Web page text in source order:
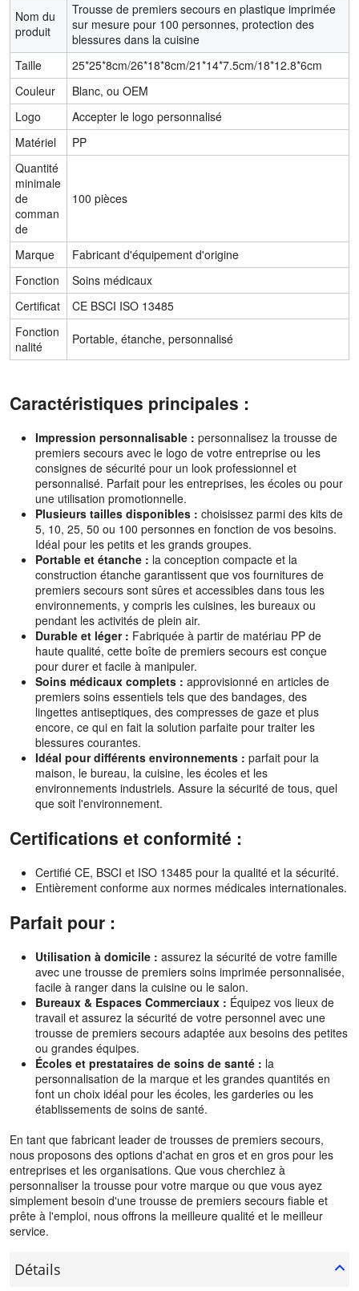
Nom du
produit
Trousse de premiers secours en plastique imprimée
sur mesure pour 100 personnes, protection des
blessures dans la cuisine
Taille
25*25*8cm/26*18*8cm/21*14*7.5cm/18*12.8*6cm
Couleur
Blanc, ou OEM
Logo
Accepter le logo personnalisé
Matériel
PP
Quantité
minimale
de
comman
de
100 pièces
Marque
Fabricant d'équipement d'origine
Fonction
Soins médicaux
Certificat
CE BSCI ISO 13485
Fonction
nalité
Portable, étanche, personnalisé
Caractéristiques principales :
Impression personnalisable : personnalisez la trousse de
premiers secours avec le logo de votre entreprise ou les
consignes de sécurité pour un look professionnel et
personnalisé. Parfait pour les entreprises, les écoles ou pour
une utilisation promotionnelle.
Plusieurs tailles disponibles : choisissez parmi des kits de
5, 10, 25, 50 ou 100 personnes en fonction de vos besoins.
Idéal pour les petits et les grands groupes.
Portable et étanche : la conception compacte et la
construction étanche garantissent que vos fournitures de
premiers secours sont sûres et accessibles dans tous les
environnements, y compris les cuisines, les bureaux ou
pendant les activités de plein air.
Durable et léger : Fabriquée à partir de matériau PP de
haute qualité, cette boîte de premiers secours est conçue
pour durer et facile à manipuler.
Soins médicaux complets : approvisionné en articles de
premiers soins essentiels tels que des bandages, des
lingettes antiseptiques, des compresses de gaze et plus
encore, ce qui en fait la solution parfaite pour traiter les
blessures courantes.
Idéal pour différents environnements : parfait pour la
maison, le bureau, la cuisine, les écoles et les
environnements industriels. Assure la sécurité de tous, quel
que soit l'environnement.
Certifications et conformité :
Certifié CE, BSCI et ISO 13485 pour la qualité et la sécurité.
Entièrement conforme aux normes médicales internationales.
Parfait pour :
Utilisation à domicile : assurez la sécurité de votre famille
avec une trousse de premiers soins imprimée personnalisée,
facile à ranger dans la cuisine ou le salon.
Bureaux & Espaces Commerciaux : Équipez vos lieux de
travail et assurez la sécurité de votre personnel avec une
trousse de premiers secours adaptée aux besoins des petites
ou grandes équipes.
Écoles et prestataires de soins de santé : la
personnalisation de la marque et les grandes quantités en
font un choix idéal pour les écoles, les garderies ou les
établissements de soins de santé.
En tant que fabricant leader de trousses de premiers secours,
nous proposons des options d'achat en gros et en gros pour les
entreprises et les organisations. Que vous cherchiez à
personnaliser la trousse pour votre marque ou que vous ayez
simplement besoin d'une trousse de premiers secours fiable et
prête à l'emploi, nous offrons la meilleure qualité et le meilleur
service.
Détails